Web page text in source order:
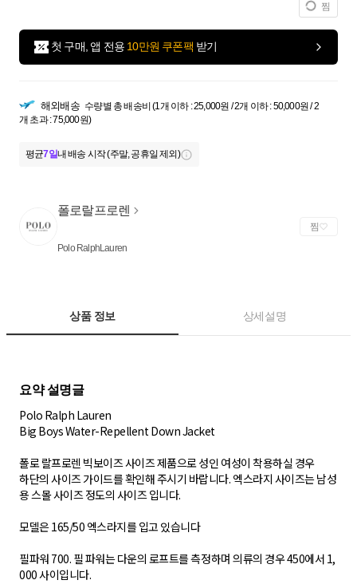
찜
첫 구매, 앱 전용 10만원 쿠폰팩 받기
해외배송 수량별 총 배송비 (1개 이하 : 25,000원 / 2개 이하 : 50,000원 / 2
개 초과 : 75,000원)
평균7일내 배송 시작 (주말, 공휴일 제외)
폴로랄프로렌
Polo RalphLauren
찜
상품 정보 상세설명
요약 설명글
Polo Ralph Lauren
Big Boys Water-Repellent Down Jacket
폴로 랄프로렌 빅보이즈 사이즈 제품으로 성인 여성이 착용하실 경우
하단의 사이즈 가이드를 확인해 주시기 바랍니다. 엑스라지 사이즈는 남성
용 스몰 사이즈 정도의 사이즈 입니다.
모델은 165/50 엑스라지를 입고 있습니다
필파워 700. 필 파워는 다운의 로프트를 측정하며 의류의 경우 450에서 1,
000 사이입니다.